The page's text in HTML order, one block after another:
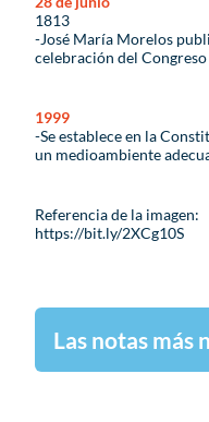
1813
-José María Morelos
celebración del
1999
-Se establece en la
un medioambiente
Referencia de la imagen:
https://bit.ly/2XCg10S
Las notas más